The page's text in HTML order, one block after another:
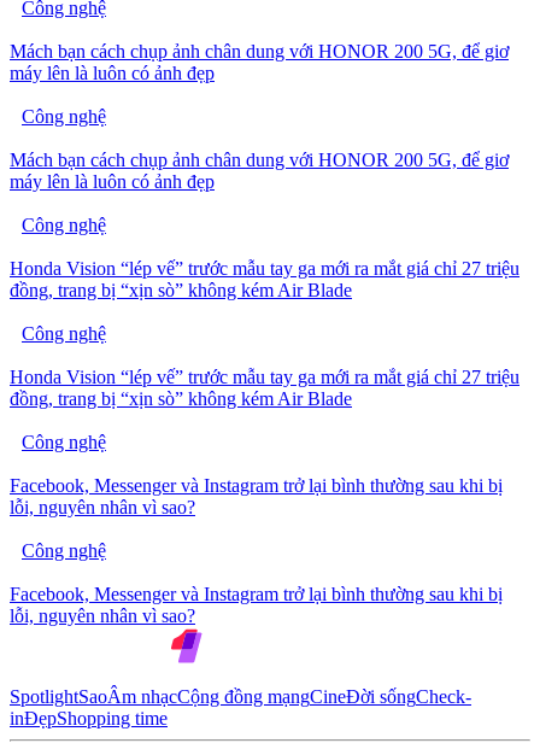
Công nghệ
Mách bạn cách chụp ảnh chân dung với HONOR 200 5G, để giơ
máy lên là luôn có ảnh đẹp
Công nghệ
Mách bạn cách chụp ảnh chân dung với HONOR 200 5G, để giơ
máy lên là luôn có ảnh đẹp
Công nghệ
Honda Vision “lép vế” trước mẫu tay ga mới ra mắt giá chỉ 27 triệu
đồng, trang bị “xịn sò” không kém Air Blade
Công nghệ
Honda Vision “lép vế” trước mẫu tay ga mới ra mắt giá chỉ 27 triệu
đồng, trang bị “xịn sò” không kém Air Blade
Công nghệ
Facebook, Messenger và Instagram trở lại bình thường sau khi bị
lỗi, nguyên nhân vì sao?
Công nghệ
Facebook, Messenger và Instagram trở lại bình thường sau khi bị
lỗi, nguyên nhân vì sao?
SpotlightSaoÂm nhạcCộng đồng mạngCineĐời sốngCheck-
inĐẹpShopping time